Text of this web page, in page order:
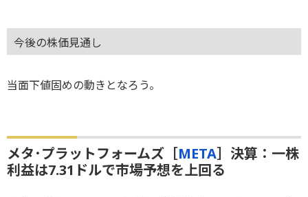
今後の株価見通し
当面下値固めの動きとなろう。
メタ･プラットフォームズ［META］決算：一株
利益は7.31ドルで市場予想を上回る